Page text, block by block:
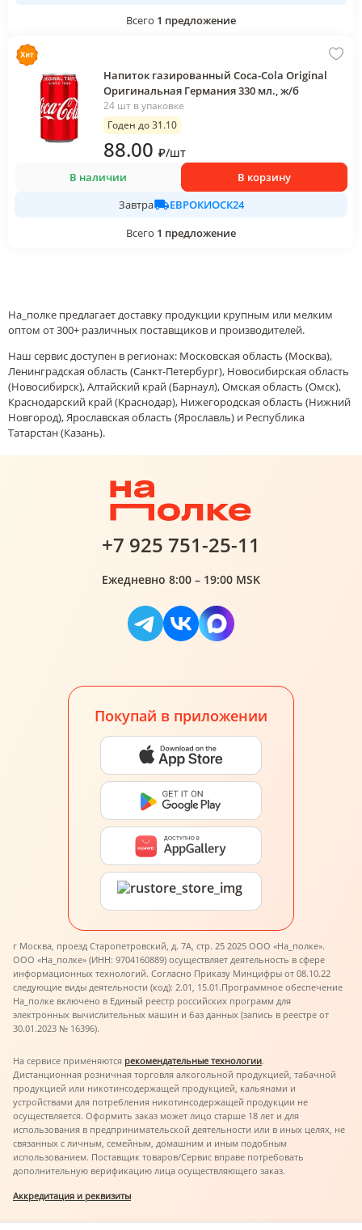
Всего 1 предложение
Напиток газированный Coca-Cola Original
Оригинальная Германия 330 мл., ж/б
24 шт в упаковке
Годен до 31.10
88.00 ₽/шт
В наличии
В корзину
Завтра
ЕВРОКИОСК24
Всего 1 предложение
На_полке предлагает доставку продукции крупным или мелким
оптом от 300+ различных поставщиков и производителей.
Наш сервис доступен в регионах: Московская область (Москва),
Ленинградская область (Санкт-Петербург), Новосибирская область
(Новосибирск), Алтайский край (Барнаул), Омская область (Омск),
Краснодарский край (Краснодар), Нижегородская область (Нижний
Новгород), Ярославская область (Ярославль) и Республика
Татарстан (Казань).
+7 925 751-25-11
Ежедневно 8:00 – 19:00 MSK
Покупай в приложении
г Москва, проезд Старопетровский, д. 7А, стр. 25 2025 ООО «На_полке».
ООО «На_полке» (ИНН: 9704160889) осуществляет деятельность в сфере
информационных технологий. Согласно Приказу Минцифры от 08.10.22
следующие виды деятельности (код): 2.01, 15.01.Программное обеспечение
На_полке включено в Единый реестр российских программ для
электронных вычислительных машин и баз данных (запись в реестре от
30.01.2023 № 16396).
На сервисе применяются рекомендательные технологии.
Дистанционная розничная торговля алкогольной продукцией, табачной
продукцией или никотинсодержащей продукцией, кальянами и
устройствами для потребления никотинсодержащей продукции не
осуществляется. Оформить заказ может лицо старше 18 лет и для
использования в предпринимательской деятельности или в иных целях, не
связанных с личным, семейным, домашним и иным подобным
использованием. Поставщик товаров/Сервис вправе потребовать
дополнительную верификацию лица осуществляющего заказ.
Аккредитация и реквизиты